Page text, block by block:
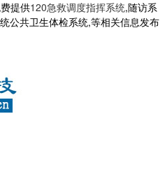
提供120急救调度指挥系统,随访系
公共卫生体检系统,等相关信息发布